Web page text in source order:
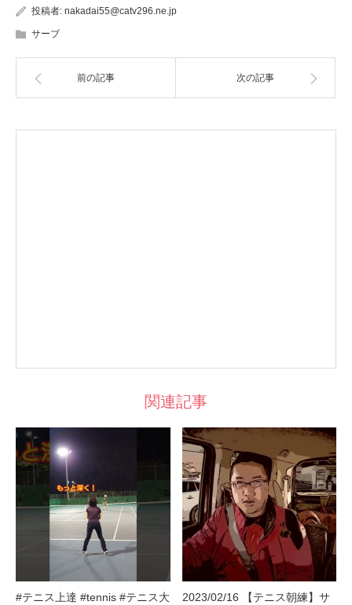
投稿者: nakadai55@catv296.ne.jp
サーブ
前の記事 次の記事
関連記事
#テニス上達 #tennis #テニス大
2023/02/16 【テニス朝練】サ